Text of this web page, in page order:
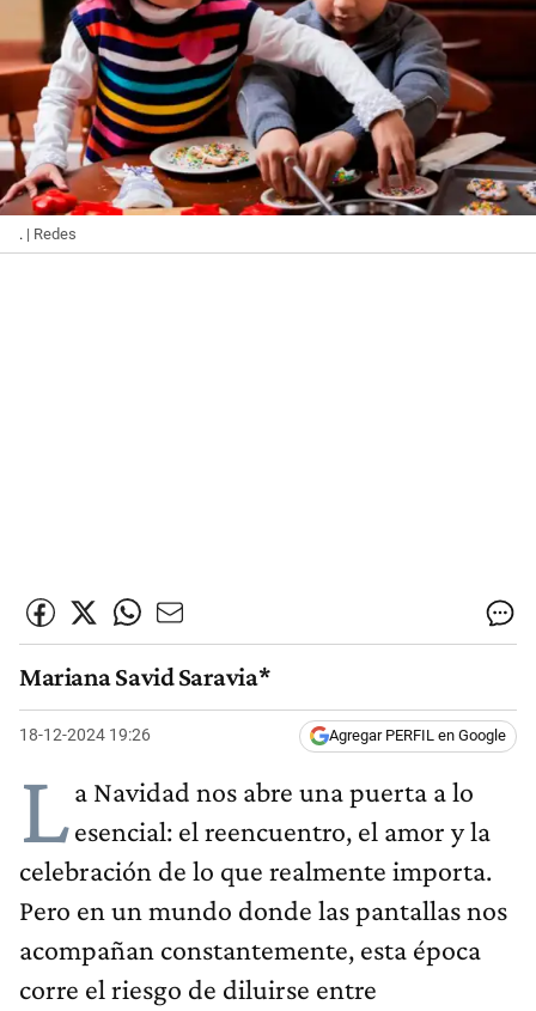
. | Redes
Mariana Savid Saravia*
18-12-2024 19:26 Agregar PERFIL en Google
La Navidad nos abre una puerta a lo
esencial: el reencuentro, el amor y la
celebración de lo que realmente importa.
Pero en un mundo donde las pantallas nos
acompañan constantemente, esta época
corre el riesgo de diluirse entre